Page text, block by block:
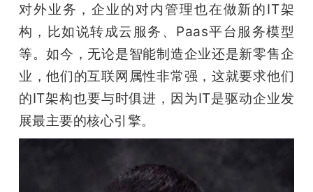
对外业务，企业的对内管理也在做新的IT架
构，比如说转成云服务、Paas平台服务模型
等。如今，无论是智能制造企业还是新零售企
业，他们的互联网属性非常强，这就要求他们
的IT架构也要与时俱进，因为IT是驱动企业发
展最主要的核心引擎。